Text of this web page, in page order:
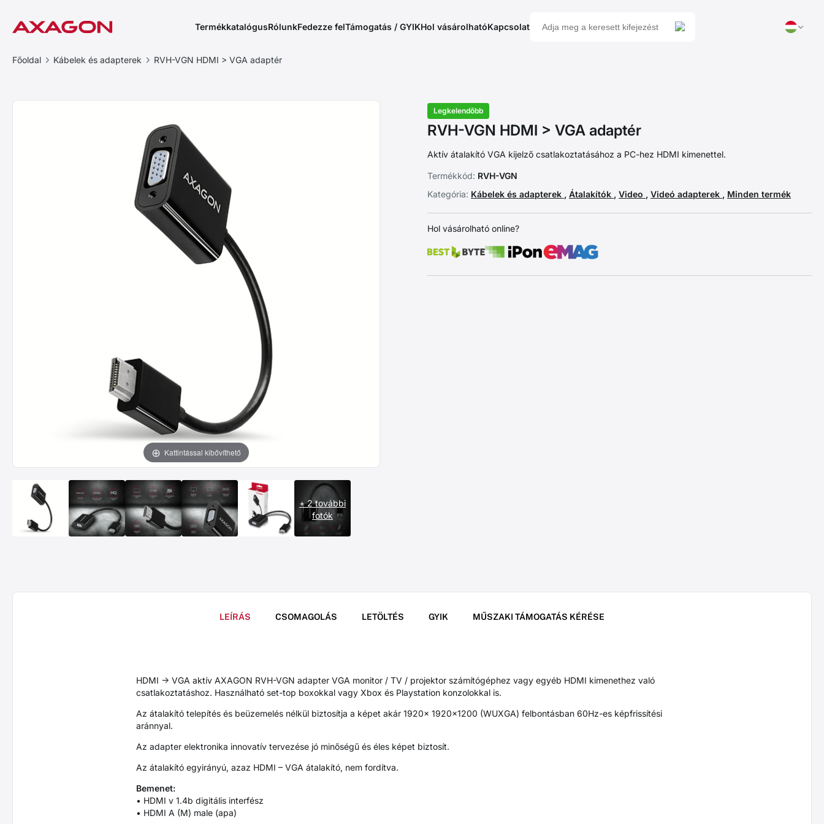
TermékkatalógusRólunkFedezze felTámogatás / GYIKHol vásárolhatóKapcsolat
Főoldal Kábelek és adapterek RVH-VGN HDMI > VGA adaptér
Kattintással kibővíthető
+ 2 további
fotók
Legkelendőbb
RVH-VGN HDMI > VGA adaptér
Aktív átalakító VGA kijelző csatlakoztatásához a PC-hez HDMI kimenettel.
Termékkód: RVH-VGN
Kategória: Kábelek és adapterek , Átalakítók , Video , Videó adapterek , Minden termék
Hol vásárolható online?
LEÍRÁS CSOMAGOLÁS LETÖLTÉS GYIK MŰSZAKI TÁMOGATÁS KÉRÉSE
HDMI -> VGA aktív AXAGON RVH-VGN adapter VGA monitor / TV / projektor számítógéphez vagy egyéb HDMI kimenethez való
csatlakoztatáshoz. Használható set-top boxokkal vagy Xbox és Playstation konzolokkal is.
Az átalakító telepítés és beüzemelés nélkül biztosítja a képet akár 1920x 1920x1200 (WUXGA) felbontásban 60Hz-es képfrissítési
aránnyal.
Az adapter elektronika innovatív tervezése jó minőségű és éles képet biztosít.
Az átalakító egyirányú, azaz HDMI – VGA átalakító, nem fordítva.
Bemenet:
• HDMI v 1.4b digitális interfész
• HDMI A (M) male (apa)